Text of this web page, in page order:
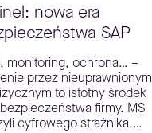
nowa era
SAP
monitoring, ochrona… –
przez nieuprawnionym
to istotny środek
firmy. MS
cyfrowego strażnika,…